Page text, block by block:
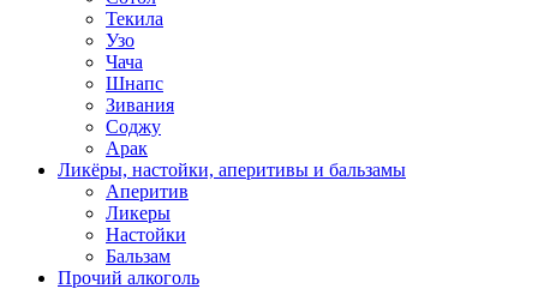
Текила
Узо
Чача
Шнапс
Зивания
Соджу
Арак
Ликёры, настойки, аперитивы и бальзамы
Аперитив
Ликеры
Настойки
Бальзам
Прочий алкоголь